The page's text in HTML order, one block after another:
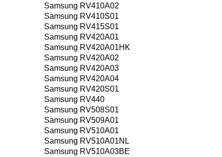
Samsung RV410A02
Samsung RV410S01
Samsung RV415S01
Samsung RV420A01
Samsung RV420A01HK
Samsung RV420A02
Samsung RV420A03
Samsung RV420A04
Samsung RV420S01
Samsung RV440
Samsung RV508S01
Samsung RV509A01
Samsung RV510A01
Samsung RV510A01NL
Samsung RV510A03BE